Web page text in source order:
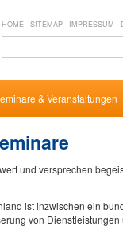
HOME SITEMAP IMPRESSUM
& Veranstaltungen
und versprechen
ist inzwischen ein
von